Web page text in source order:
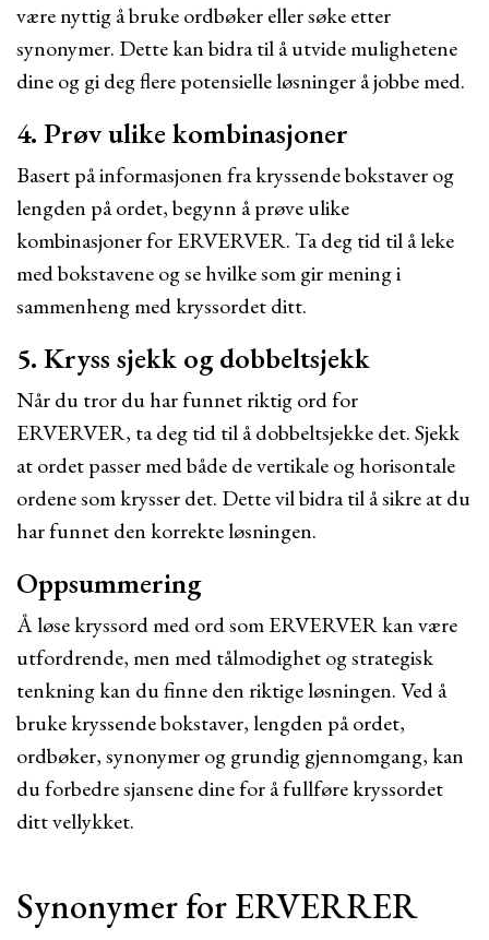
være nyttig å bruke ordbøker eller søke etter
synonymer. Dette kan bidra til å utvide mulighetene
dine og gi deg flere potensielle løsninger å jobbe med.
4. Prøv ulike kombinasjoner
Basert på informasjonen fra kryssende bokstaver og
lengden på ordet, begynn å prøve ulike
kombinasjoner for ERVERVER. Ta deg tid til å leke
med bokstavene og se hvilke som gir mening i
sammenheng med kryssordet ditt.
5. Kryss sjekk og dobbeltsjekk
Når du tror du har funnet riktig ord for
ERVERVER, ta deg tid til å dobbeltsjekke det. Sjekk
at ordet passer med både de vertikale og horisontale
ordene som krysser det. Dette vil bidra til å sikre at du
har funnet den korrekte løsningen.
Oppsummering
Å løse kryssord med ord som ERVERVER kan være
utfordrende, men med tålmodighet og strategisk
tenkning kan du finne den riktige løsningen. Ved å
bruke kryssende bokstaver, lengden på ordet,
ordbøker, synonymer og grundig gjennomgang, kan
du forbedre sjansene dine for å fullføre kryssordet
ditt vellykket.
Synonymer for ERVERRER